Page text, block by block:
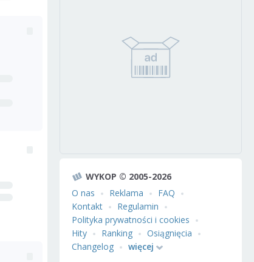
WYKOP © 2005-2026
O nas
Reklama
FAQ
Kontakt
Regulamin
Polityka prywatności i cookies
Hity
Ranking
Osiągnięcia
Changelog
więcej